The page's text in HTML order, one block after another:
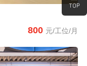
800 元/工位/月